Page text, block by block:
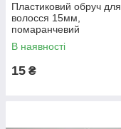
Пластиковий обруч для
волосся 15мм,
помаранчевий
В наявності
15 ₴